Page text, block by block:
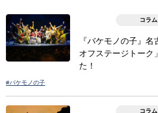
コラム
『バケモノの子』
オフステージトーク
た！
#バケモノの子
コラム